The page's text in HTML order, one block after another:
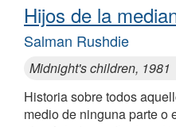
Hijos de la
Salman Rushdie
Midnight's children, 1981
Historia sobre todos
medio de ninguna parte o